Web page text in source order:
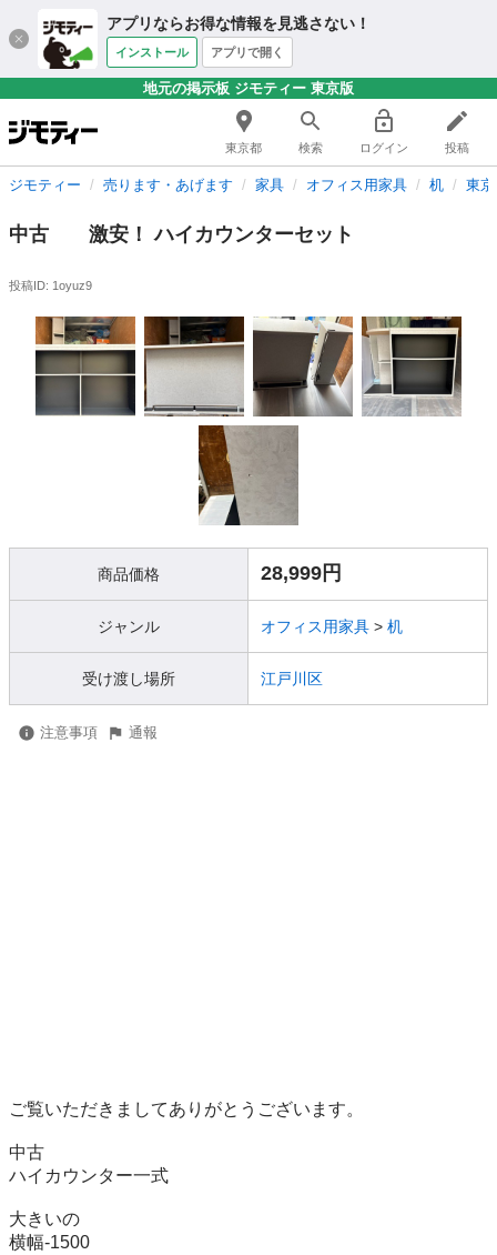
アプリならお得な情報を見逃さない！
インストール アプリで開く
地元の掲示板 ジモティー 東京版
東京都 検索 ログイン 投稿
ジモティー 売ります・あげます 家具 オフィス用家具 机 東
中古 激安！ ハイカウンターセット
投稿ID: 1oyuz9
商品価格 28,999円
ジャンル オフィス用家具 > 机
受け渡し場所 江戸川区
注意事項 通報
ご覧いただきましてありがとうございます。
中古
ハイカウンター一式
大きいの
横幅-1500